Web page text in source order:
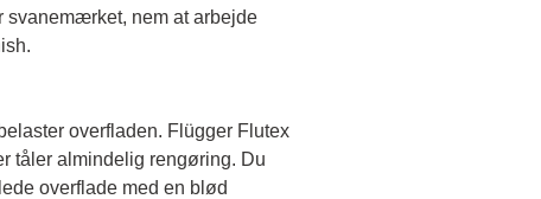
svanemærket, nem at arbejde
overfladen. Flügger Flutex
tåler almindelig rengøring. Du
overflade med en blød